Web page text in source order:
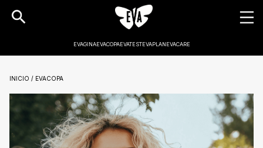
EVAGINAEVACOPAEVATESTEVAPLANEVACARE
INICIO / EVACOPA